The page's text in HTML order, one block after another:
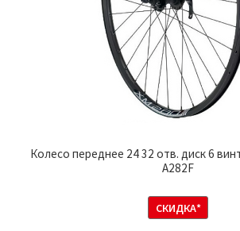
Колесо переднее 24 32 отв. диск 6
A282F
СКИДКА*